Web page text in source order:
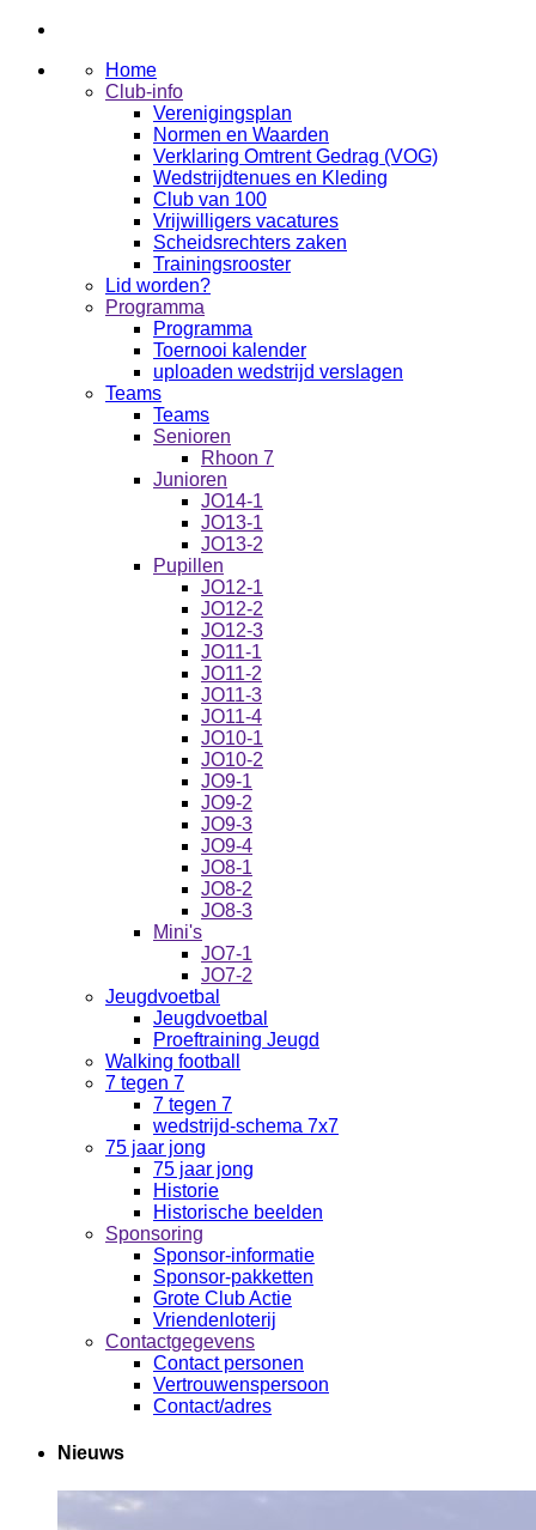
Home
Club-info
Verenigingsplan
Normen en Waarden
Verklaring Omtrent Gedrag (VOG)
Wedstrijdtenues en Kleding
Club van 100
Vrijwilligers vacatures
Scheidsrechters zaken
Trainingsrooster
Lid worden?
Programma
Programma
Toernooi kalender
uploaden wedstrijd verslagen
Teams
Teams
Senioren
Rhoon 7
Junioren
JO14-1
JO13-1
JO13-2
Pupillen
JO12-1
JO12-2
JO12-3
JO11-1
JO11-2
JO11-3
JO11-4
JO10-1
JO10-2
JO9-1
JO9-2
JO9-3
JO9-4
JO8-1
JO8-2
JO8-3
Mini's
JO7-1
JO7-2
Jeugdvoetbal
Jeugdvoetbal
Proeftraining Jeugd
Walking football
7 tegen 7
7 tegen 7
wedstrijd-schema 7x7
75 jaar jong
75 jaar jong
Historie
Historische beelden
Sponsoring
Sponsor-informatie
Sponsor-pakketten
Grote Club Actie
Vriendenloterij
Contactgegevens
Contact personen
Vertrouwenspersoon
Contact/adres
Nieuws